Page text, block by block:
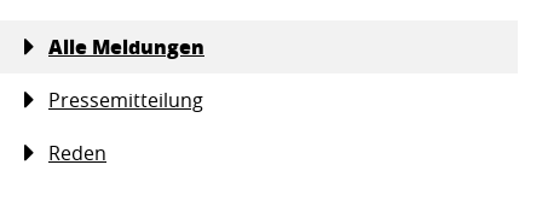
Alle Meldungen
Pressemitteilung
Reden